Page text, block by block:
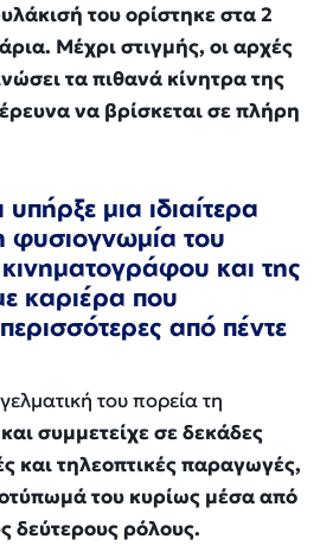
του ορίστηκε στα 2
Μέχρι στιγμής, οι αρχές
τα πιθανά κίνητρα της
να βρίσκεται σε πλήρη
μια ιδιαίτερα
φυσιογνωμία του
και της
καριέρα που
από πέντε
του πορεία τη
και συμμετείχε σε δεκάδες
και τηλεοπτικές παραγωγές,
του κυρίως μέσα από
δεύτερους ρόλους.